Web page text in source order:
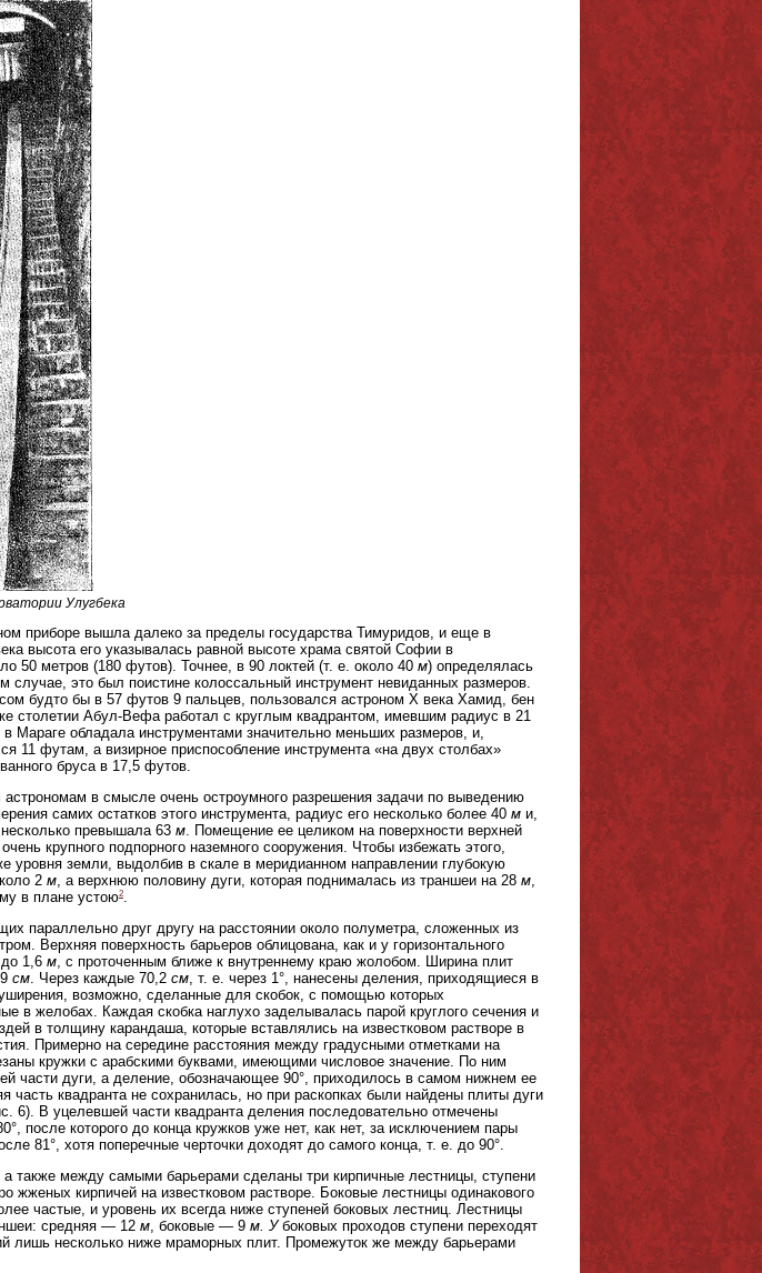
Улугбека
приборе вышла далеко за пределы государства Тимуридов, и еще в
высота его указывалась равной высоте храма святой Софии в
50 метров (180 футов). Точнее, в 90 локтей (т. е. около 40 м) определялась
случае, это был поистине колоссальный инструмент невиданных размеров.
будто бы в 57 футов 9 пальцев, пользовался астроном X века Хамид, бен
Абул-Вефа работал с круглым квадрантом, имевшим радиус в 21
Мараге обладала инструментами значительно меньших размеров, и,
11 футам, а визирное приспособление инструмента «на двух столбах»
бруса в 17,5 футов.
в смысле очень остроумного разрешения задачи по выведению
самих остатков этого инструмента, радиус его несколько более 40 м и,
превышала 63 м . Помещение ее целиком на поверхности верхней
крупного подпорного наземного сооружения. Чтобы избежать этого,
уровня земли, выдолбив в скале в меридианном направлении глубокую
2 м , а верхнюю половину дуги, которая поднималась из траншеи на 28 м
в плане устою2
параллельно друг другу на расстоянии около полуметра, сложенных из
Верхняя поверхность барьеров облицована, как и у горизонтального
1,6 м , с проточенным ближе к внутреннему краю жолобом. Ширина плит
см . Через каждые 70,2 см , т. е. через 1°, нанесены деления, приходящиеся в
возможно, сделанные для скобок, с помощью которых
в желобах. Каждая скобка наглухо заделывалась парой круглого сечения и
в толщину карандаша, которые вставлялись на известковом растворе в
Примерно на середине расстояния между градусными отметками на
кружки с арабскими буквами, имеющими числовое значение. По ним
части дуги, а деление, обозначающее 90°, приходилось в самом нижнем ее
часть квадранта не сохранилась, но при раскопках были найдены плиты дуги
6). В уцелевшей части квадранта деления последовательно отмечены
после которого до конца кружков уже нет, как нет, за исключением пары
81°, хотя поперечные черточки доходят до самого конца, т. е. до 90°.
также между самыми барьерами сделаны три кирпичные лестницы, ступени
жженых кирпичей на известковом растворе. Боковые лестницы одинакового
частые, и уровень их всегда ниже ступеней боковых лестниц. Лестницы
средняя — 12 м , боковые — 9 м. Убоковых проходов ступени переходят
лишь несколько ниже мраморных плит. Промежуток же между барьерами